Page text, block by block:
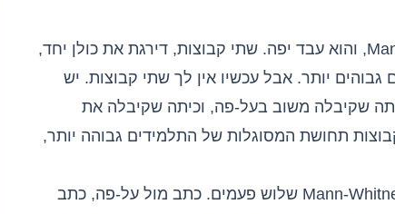
, והוא עבד יפה. שתי קבוצות, דירגת את כולן יחד,
גבוהים יותר. אבל עכשיו אין לך שתי קבוצות. יש
שקיבלה משוב בעל-פה, וכיתה שקיבלה את
תחושת המסוגלות של התלמידים גבוהה יותר,
המחשבה הראשונה היא להריץ את Mann-Whitney שלוש פעמים. כתב מול על-פה, כתב